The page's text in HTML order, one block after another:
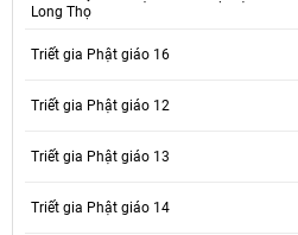
Long Thọ
Triết gia Phật giáo 16
Triết gia Phật giáo 12
Triết gia Phật giáo 13
Triết gia Phật giáo 14